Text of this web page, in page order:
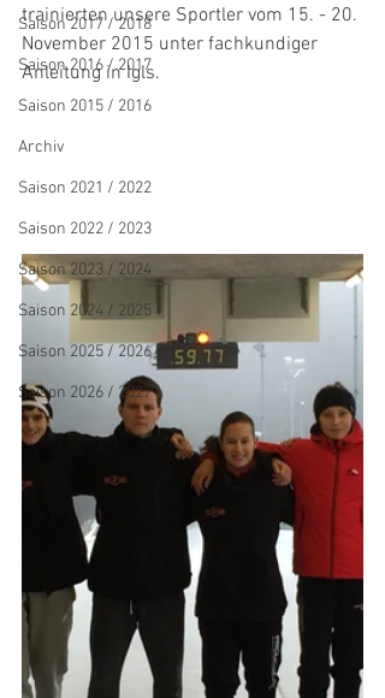
Saison 2017 / 2018
Saison 2016 / 2017
Saison 2015 / 2016
Archiv
Saison 2021 / 2022
Saison 2022 / 2023
Saison 2023 / 2024
Saison 2024 / 2025
Saison 2025 / 2026
Saison 2026 / 2027
trainierten unsere Sportler vom 15. - 20.
November 2015 unter fachkundiger
Anleitung in Igls.